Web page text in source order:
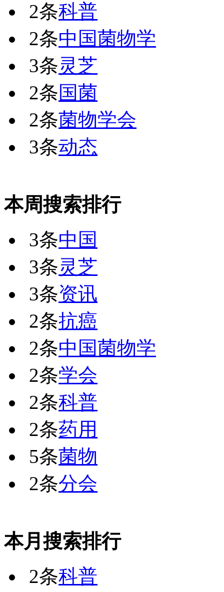
2条科普
2条中国菌物学
3条灵芝
2条国菌
2条菌物学会
3条动态
本周搜索排行
3条中国
3条灵芝
3条资讯
2条抗癌
2条中国菌物学
2条学会
2条科普
2条药用
5条菌物
2条分会
本月搜索排行
2条科普